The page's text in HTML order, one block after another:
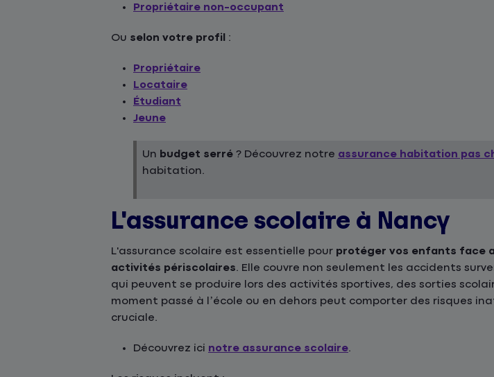
Propriétaire non-occupant
Ou selon votre profil :
Propriétaire
Locataire
Étudiant
Jeune
Un budget serré ? Découvrez notre assurance habitation pas
habitation.
L'assurance scolaire à Nancy
L'assurance scolaire est essentielle pour protéger vos enfants face
activités périscolaires. Elle couvre non seulement les accidents
qui peuvent se produire lors des activités sportives, des sorties
moment passé à l’école ou en dehors peut comporter des risques
cruciale.
Découvrez ici notre assurance scolaire.